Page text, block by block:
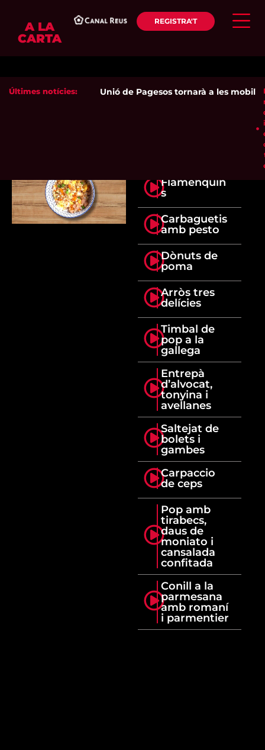
A LA
CARTA
REGISTRA'T
Últimes notícies: Unió de Pagesos tornarà a les
Flamenquin
s
Carbaguetis
amb pesto
Dònuts de
poma
Arròs tres
delícies
Timbal de
pop a la
gallega
Entrepà
d’alvocat,
tonyina i
avellanes
Saltejat de
bolets i
gambes
Carpaccio
de ceps
Pop amb
tirabecs,
daus de
moniato i
cansalada
confitada
Conill a la
parmesana
amb romaní
i parmentier